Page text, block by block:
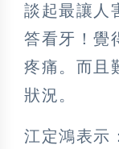
談起最讓人
答看牙！覺
疼痛。而且
狀況。
江定鴻表示